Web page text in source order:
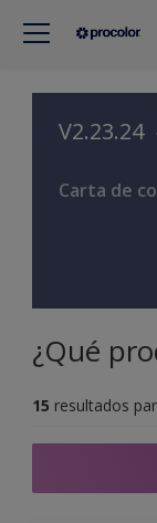
V2.23.24
Carta de
¿Qué
15 resultados